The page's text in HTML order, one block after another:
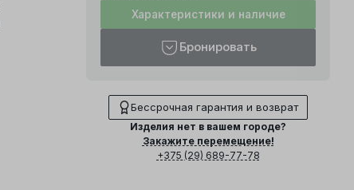
Характеристики и наличие
Бронировать
Бессрочная гарантия и возврат
Изделия нет в вашем городе?
Закажите перемещение!
+375 (29) 689-77-78